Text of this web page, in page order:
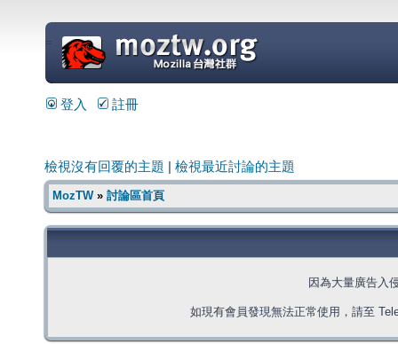
=
登入 註冊
檢視沒有回覆的主題 檢視最近討論的主題
MozTW» 討論區首頁
因為大量廣告入
如現有會員發現無法正常使用，請至